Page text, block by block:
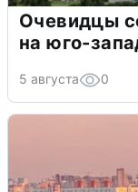
Очевидцы
на юго-
5 августа 0